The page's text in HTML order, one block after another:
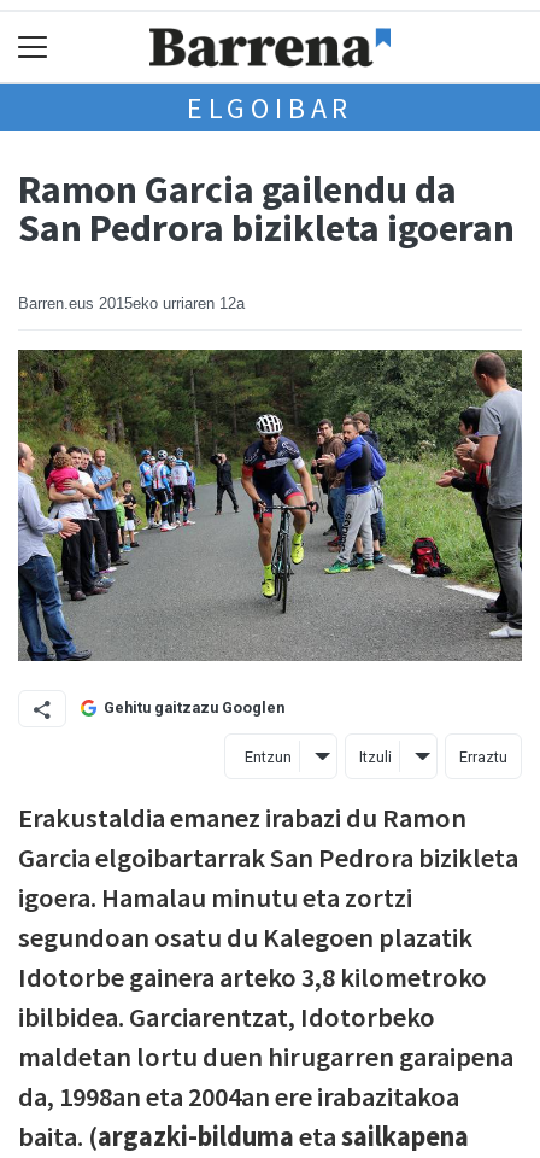
ELGOIBAR
Ramon Garcia gailendu da
San Pedrora bizikleta igoeran
Barren.eus 2015eko urriaren 12a
Gehitu gaitzazu Googlen
Entzun Itzuli Erraztu
Erakustaldia emanez irabazi du Ramon
Garcia elgoibartarrak San Pedrora bizikleta
igoera. Hamalau minutu eta zortzi
segundoan osatu du Kalegoen plazatik
Idotorbe gainera arteko 3,8 kilometroko
ibilbidea. Garciarentzat, Idotorbeko
maldetan lortu duen hirugarren garaipena
da, 1998an eta 2004an ere irabazitakoa
baita. (argazki-bildumaetasailkapena